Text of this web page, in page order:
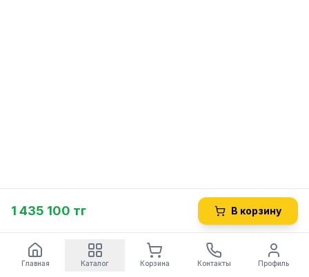
1 435 100 тг В корзину
Главная Каталог Корзина Контакты Профиль